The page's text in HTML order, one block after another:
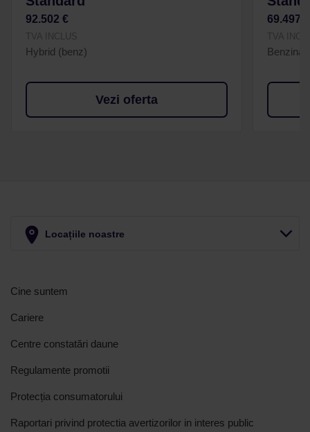
92.502 €
TVA INCLUS
Hybrid (benz)
Vezi oferta
69.497 €
TVA
Benzina
Locațiile noastre
Cine suntem
Cariere
Centre constatări daune
Regulamente promotii
Protecția consumatorului
Raportari privind protectia avertizorilor in interes public